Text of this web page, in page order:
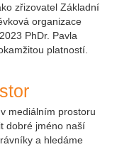
zřizovatel Základní
organizace
PhDr. Pavla
platností.
mediálním prostoru
dobré jméno naší
a hledáme